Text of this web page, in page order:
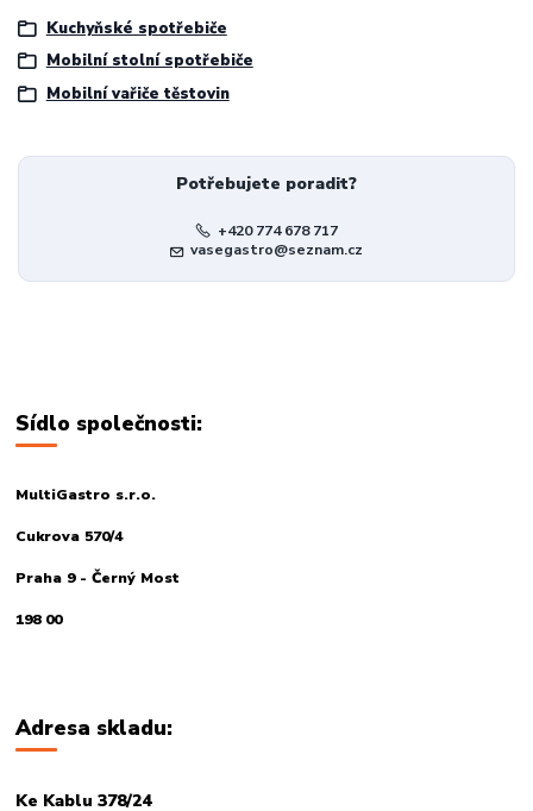
Kuchyňské spotřebiče
Mobilní stolní spotřebiče
Mobilní vařiče těstovin
Potřebujete poradit?
+420 774 678 717
vasegastro@seznam.cz
Sídlo společnosti:
MultiGastro s.r.o.
Cukrova 570/4
Praha 9 - Černý Most
198 00
Adresa skladu:
Ke Kablu 378/24